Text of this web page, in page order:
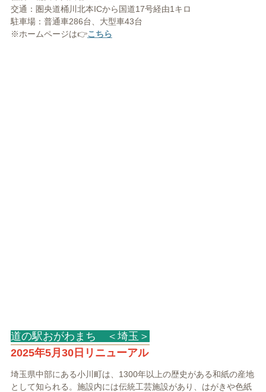
交通：圏央道桶川北本ICから国道17号経由1キロ
駐車場：普通車286台、大型車43台
※ホームページは👉こちら
道の駅おがわまち ＜埼玉＞
2025年5月30日リニューアル
埼玉県中部にある小川町は、1300年以上の歴史がある和紙の産地
として知られる。施設内には伝統工芸施設があり、はがきや色紙